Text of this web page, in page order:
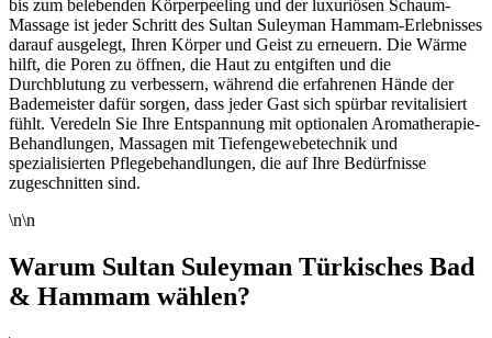
bis zum belebenden Körperpeeling und der luxuriösen Schaum-
Massage ist jeder Schritt des Sultan Suleyman Hammam-Erlebnisses
darauf ausgelegt, Ihren Körper und Geist zu erneuern. Die Wärme
hilft, die Poren zu öffnen, die Haut zu entgiften und die
Durchblutung zu verbessern, während die erfahrenen Hände der
Bademeister dafür sorgen, dass jeder Gast sich spürbar revitalisiert
fühlt. Veredeln Sie Ihre Entspannung mit optionalen Aromatherapie-
Behandlungen, Massagen mit Tiefengewebetechnik und
spezialisierten Pflegebehandlungen, die auf Ihre Bedürfnisse
zugeschnitten sind.
\n\n
Warum Sultan Suleyman Türkisches Bad
& Hammam wählen?